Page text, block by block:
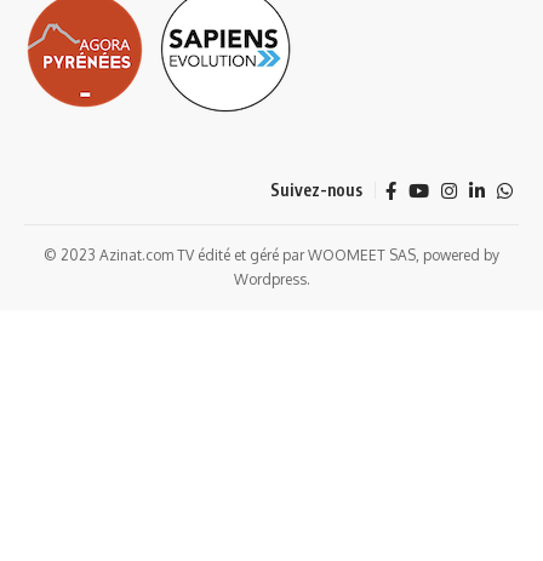
Suivez-nous
© 2023 Azinat.com TV édité et géré par WOOMEET SAS, powered by
Wordpress.